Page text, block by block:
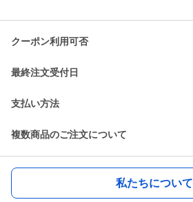
クーポン利用可否
最終注文受付日
支払い方法
複数商品のご注文について
私たちについて